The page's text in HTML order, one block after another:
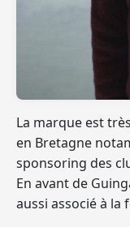
La marque est
en Bretagne
sponsoring des
En avant de
aussi associé à la